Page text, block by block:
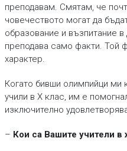
преподавам. Смятам, че
човечеството могат да
образование и възпитание
преподава само факти. Той
характер.
Когато бивши олимпийци
учили в X клас, им е
изключително
– Кои са Вашите учители в